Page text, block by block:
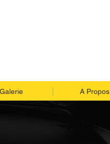
Galerie A Propos